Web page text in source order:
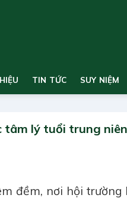
TIN TỨC SUY NIỆM
lý tuổi trung niên
đềm, nơi hội